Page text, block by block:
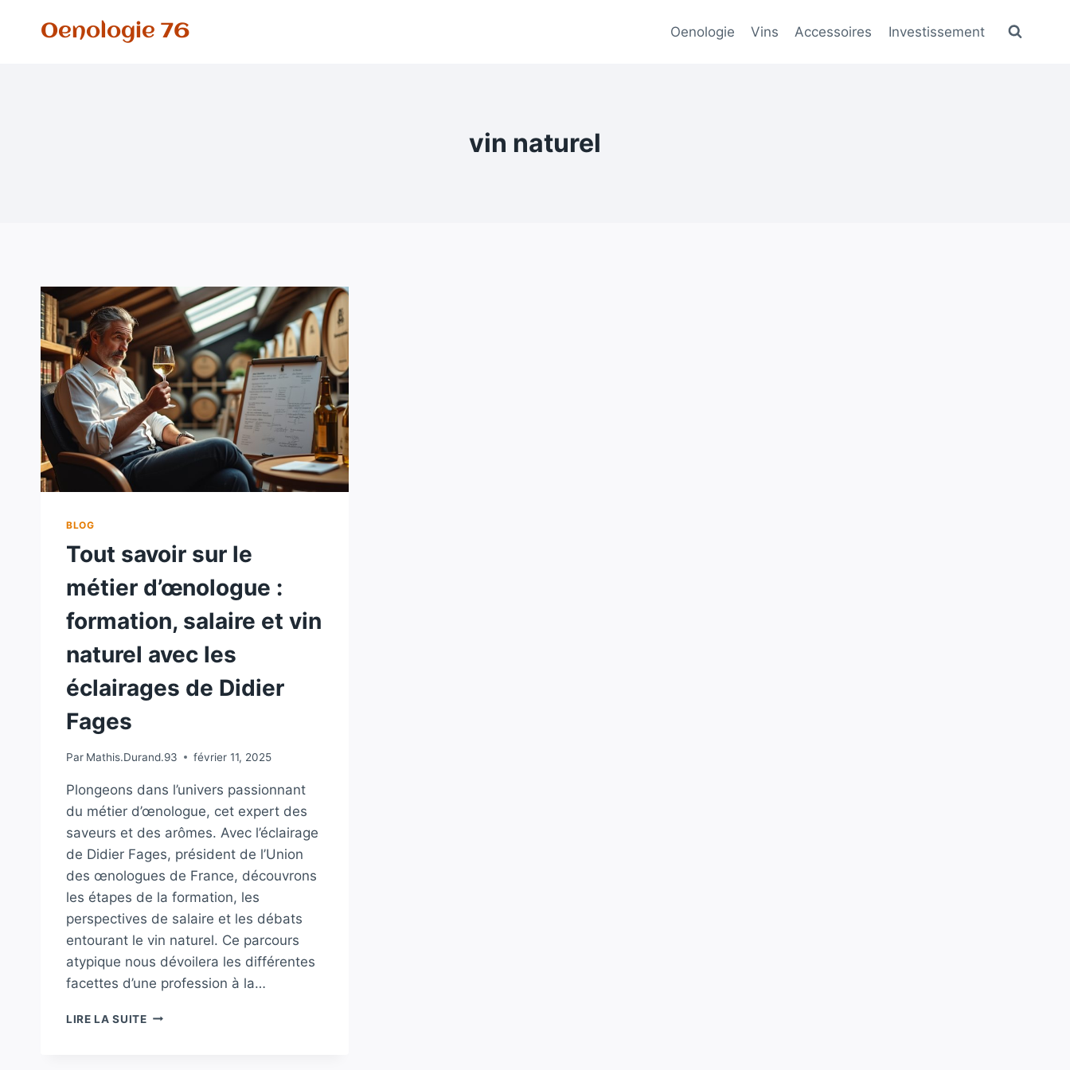
Oenologie 76 Oenologie Vins Accessoires Investissement
vin naturel
BLOG
Tout savoir sur le
métier d’œnologue :
formation, salaire et vin
naturel avec les
éclairages de Didier
Fages
Par Mathis.Durand.93 février 11, 2025
Plongeons dans l’univers passionnant
du métier d’œnologue, cet expert des
saveurs et des arômes. Avec l’éclairage
de Didier Fages, président de l’Union
des œnologues de France, découvrons
les étapes de la formation, les
perspectives de salaire et les débats
entourant le vin naturel. Ce parcours
atypique nous dévoilera les différentes
facettes d’une profession à la…
LIRE LA SUITETOUT